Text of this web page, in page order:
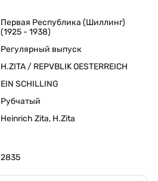
Первая Республика (Шиллинг)
(1925 - 1938)
Регулярный выпуск
H.ZITA / REPVBLIK OESTERREICH
EIN SCHILLING
Рубчатый
Heinrich Zita, H.Zita
2835